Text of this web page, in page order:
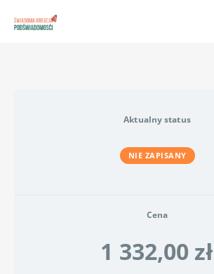
Aktualny status
NIE ZAPISANY
Cena
1 332,00 zł